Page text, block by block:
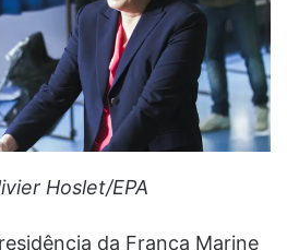
Hoslet/EPA
da França Marine